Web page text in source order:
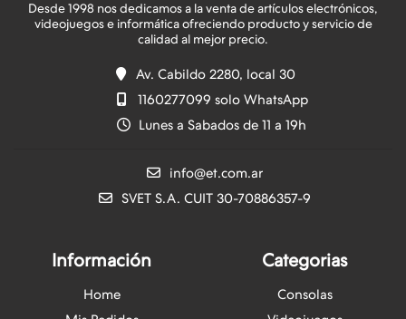
Desde 1998 nos dedicamos a la venta de artículos electrónicos,
videojuegos e informática ofreciendo producto y servicio de
Av. Cabildo 2280, local 30
1160277099 solo WhatsApp
Lunes a Sabados de 11 a 19h
info@et.com.ar
SVET S.A. CUIT 30-70886357-9
Información
Home
Categorias
Consolas